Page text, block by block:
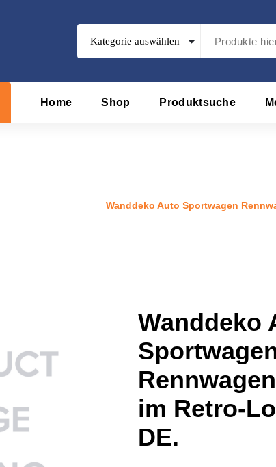
Home Shop Produktsuche
Wanddeko Auto Sportwagen
Wanddeko
im Retro-
DE.